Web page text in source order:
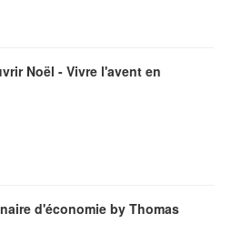
Noël - Vivre l'avent en
d'économie by Thomas